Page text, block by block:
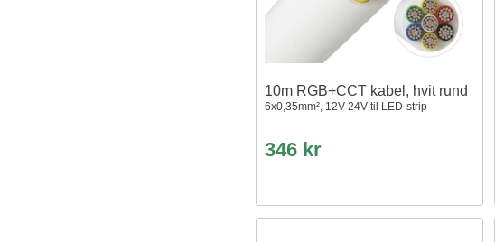
10m RGB+CCT kabel, hvit rund
6x0,35mm², 12V-24V til LED-strip
346 kr